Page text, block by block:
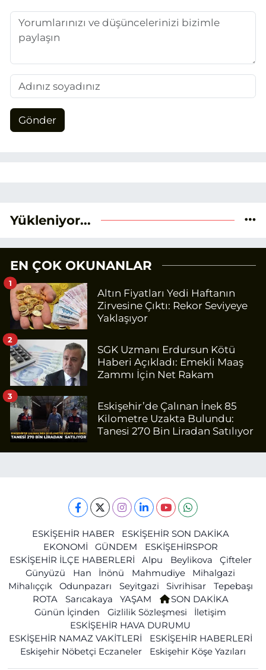
aktarmayı hedefliyorum.
Gönder
Yükleniyor...
EN ÇOK OKUNANLAR
Altın Fiyatları Yedi Haftanın
Zirvesine Çıktı: Rekor Seviyeye
Yaklaşıyor
1
SGK Uzmanı Erdursun Kötü
Haberi Açıkladı: Emekli Maaş
Zammı İçin Net Rakam
2
Eskişehir’de Çalınan İnek 85
Kilometre Uzakta Bulundu:
Tanesi 270 Bin Liradan Satılıyor
3
ESKİŞEHİR HABER
ESKİŞEHİR SON DAKİKA
EKONOMİ
GÜNDEM
ESKİŞEHİRSPOR
ESKİŞEHİR İLÇE HABERLERİ
Alpu Beylikova
Çifteler
Günyüzü
Han İnönü Mahmudiye
Mihalgazi
Mihalıççık
Odunpazarı Seyitgazi Sivrihisar
Tepebaşı
ROTA
Sarıcakaya YAŞAM
SON DAKİKA
Günün İçinden
Gizlilik Sözleşmesi
İletişim
ESKİŞEHİR HAVA DURUMU
ESKİŞEHİR NAMAZ VAKİTLERİ
ESKİŞEHİR HABERLERİ
Eskişehir Nöbetçi Eczaneler
Eskişehir Köşe Yazıları